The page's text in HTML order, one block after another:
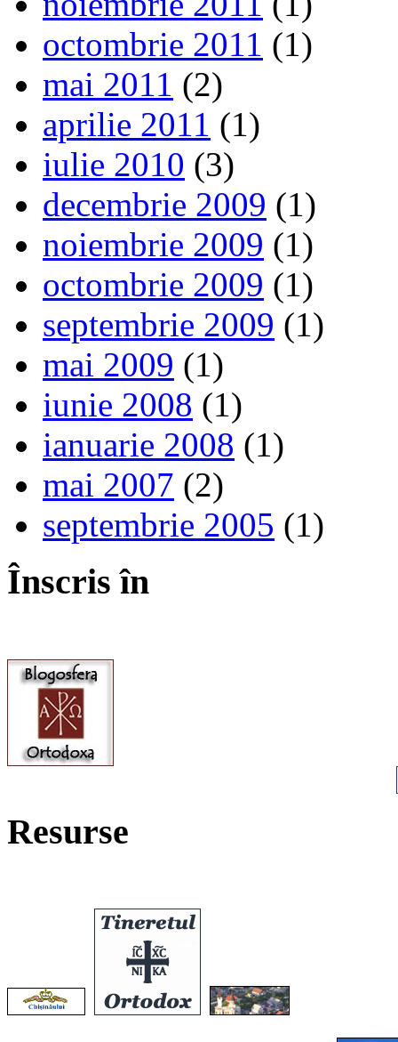
octombrie 2011 (1)
mai 2011 (2)
aprilie 2011 (1)
iulie 2010 (3)
decembrie 2009 (1)
noiembrie 2009 (1)
octombrie 2009 (1)
septembrie 2009 (1)
mai 2009 (1)
iunie 2008 (1)
ianuarie 2008 (1)
mai 2007 (2)
septembrie 2005 (1)
Înscris în
Resurse